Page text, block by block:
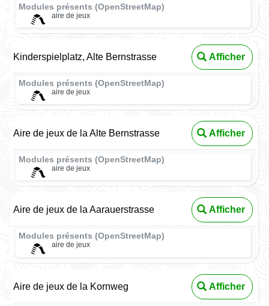
Modules présents (OpenStreetMap)
aire de jeux
Kinderspielplatz, Alte Bernstrasse Afficher
Modules présents (OpenStreetMap)
aire de jeux
Aire de jeux de la Alte Bernstrasse Afficher
Modules présents (OpenStreetMap)
aire de jeux
Aire de jeux de la Aarauerstrasse Afficher
Modules présents (OpenStreetMap)
aire de jeux
Aire de jeux de la Kornweg Afficher